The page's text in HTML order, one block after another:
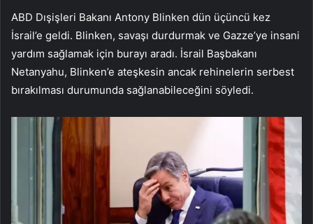
ABD Dışişleri Bakanı Antony Blinken dün üçüncü kez
İsrail’e geldi. Blinken, savaşı durdurmak ve Gazze’ye insani
yardım sağlamak için burayı aradı. İsrail Başbakanı
Netanyahu, Blinken’e ateşkesin ancak rehinelerin serbest
bırakılması durumunda sağlanabileceğini söyledi.